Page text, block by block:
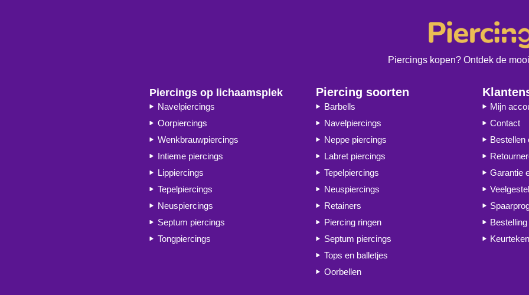
Piercings kopen? Ontdek de
Piercings op lichaamsplek
Navelpiercings
Oorpiercings
Wenkbrauwpiercings
Intieme piercings
Lippiercings
Tepelpiercings
Neuspiercings
Septum piercings
Tongpiercings
Piercing soorten
Barbells
Navelpiercings
Neppe piercings
Labret piercings
Tepelpiercings
Neuspiercings
Retainers
Piercing ringen
Septum piercings
Tops en balletjes
Oorbellen
Mijn
Contact
Bestellen
Garantie